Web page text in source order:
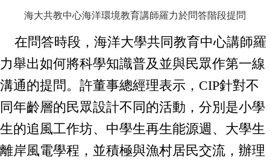
海大共教中心海洋環境教育講師羅力於問答階段提問
在問答時段，海洋大學共同教育中心講師羅
力舉出如何將科學知識普及並與民眾作第一線
溝通的提問。 許董事總經理表示，CIP針對不
同年齡層的民眾設計不同的活動，分別是小學
生的追風工作坊、中學生再生能源週、大學生
離岸風電學程，並積極與漁村居民交流，辦理